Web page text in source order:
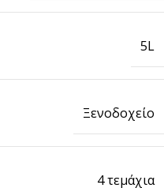
5L
Ξενοδοχείο
4 τεμάχια